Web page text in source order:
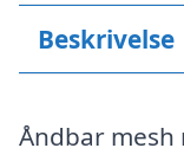
Beskrivelse
Åndbar